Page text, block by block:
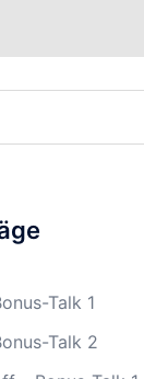
Talk 1
Talk 2